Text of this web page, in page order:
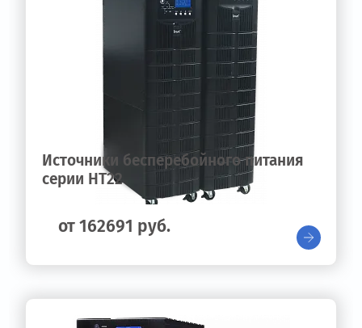
Источники бесперебойного питания
серии HT22
от 162691 руб.